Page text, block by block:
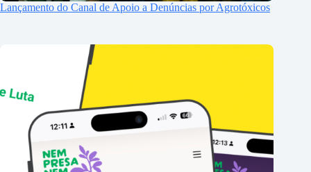
Lançamento do Canal de Apoio a Denúncias por Agrotóxicos